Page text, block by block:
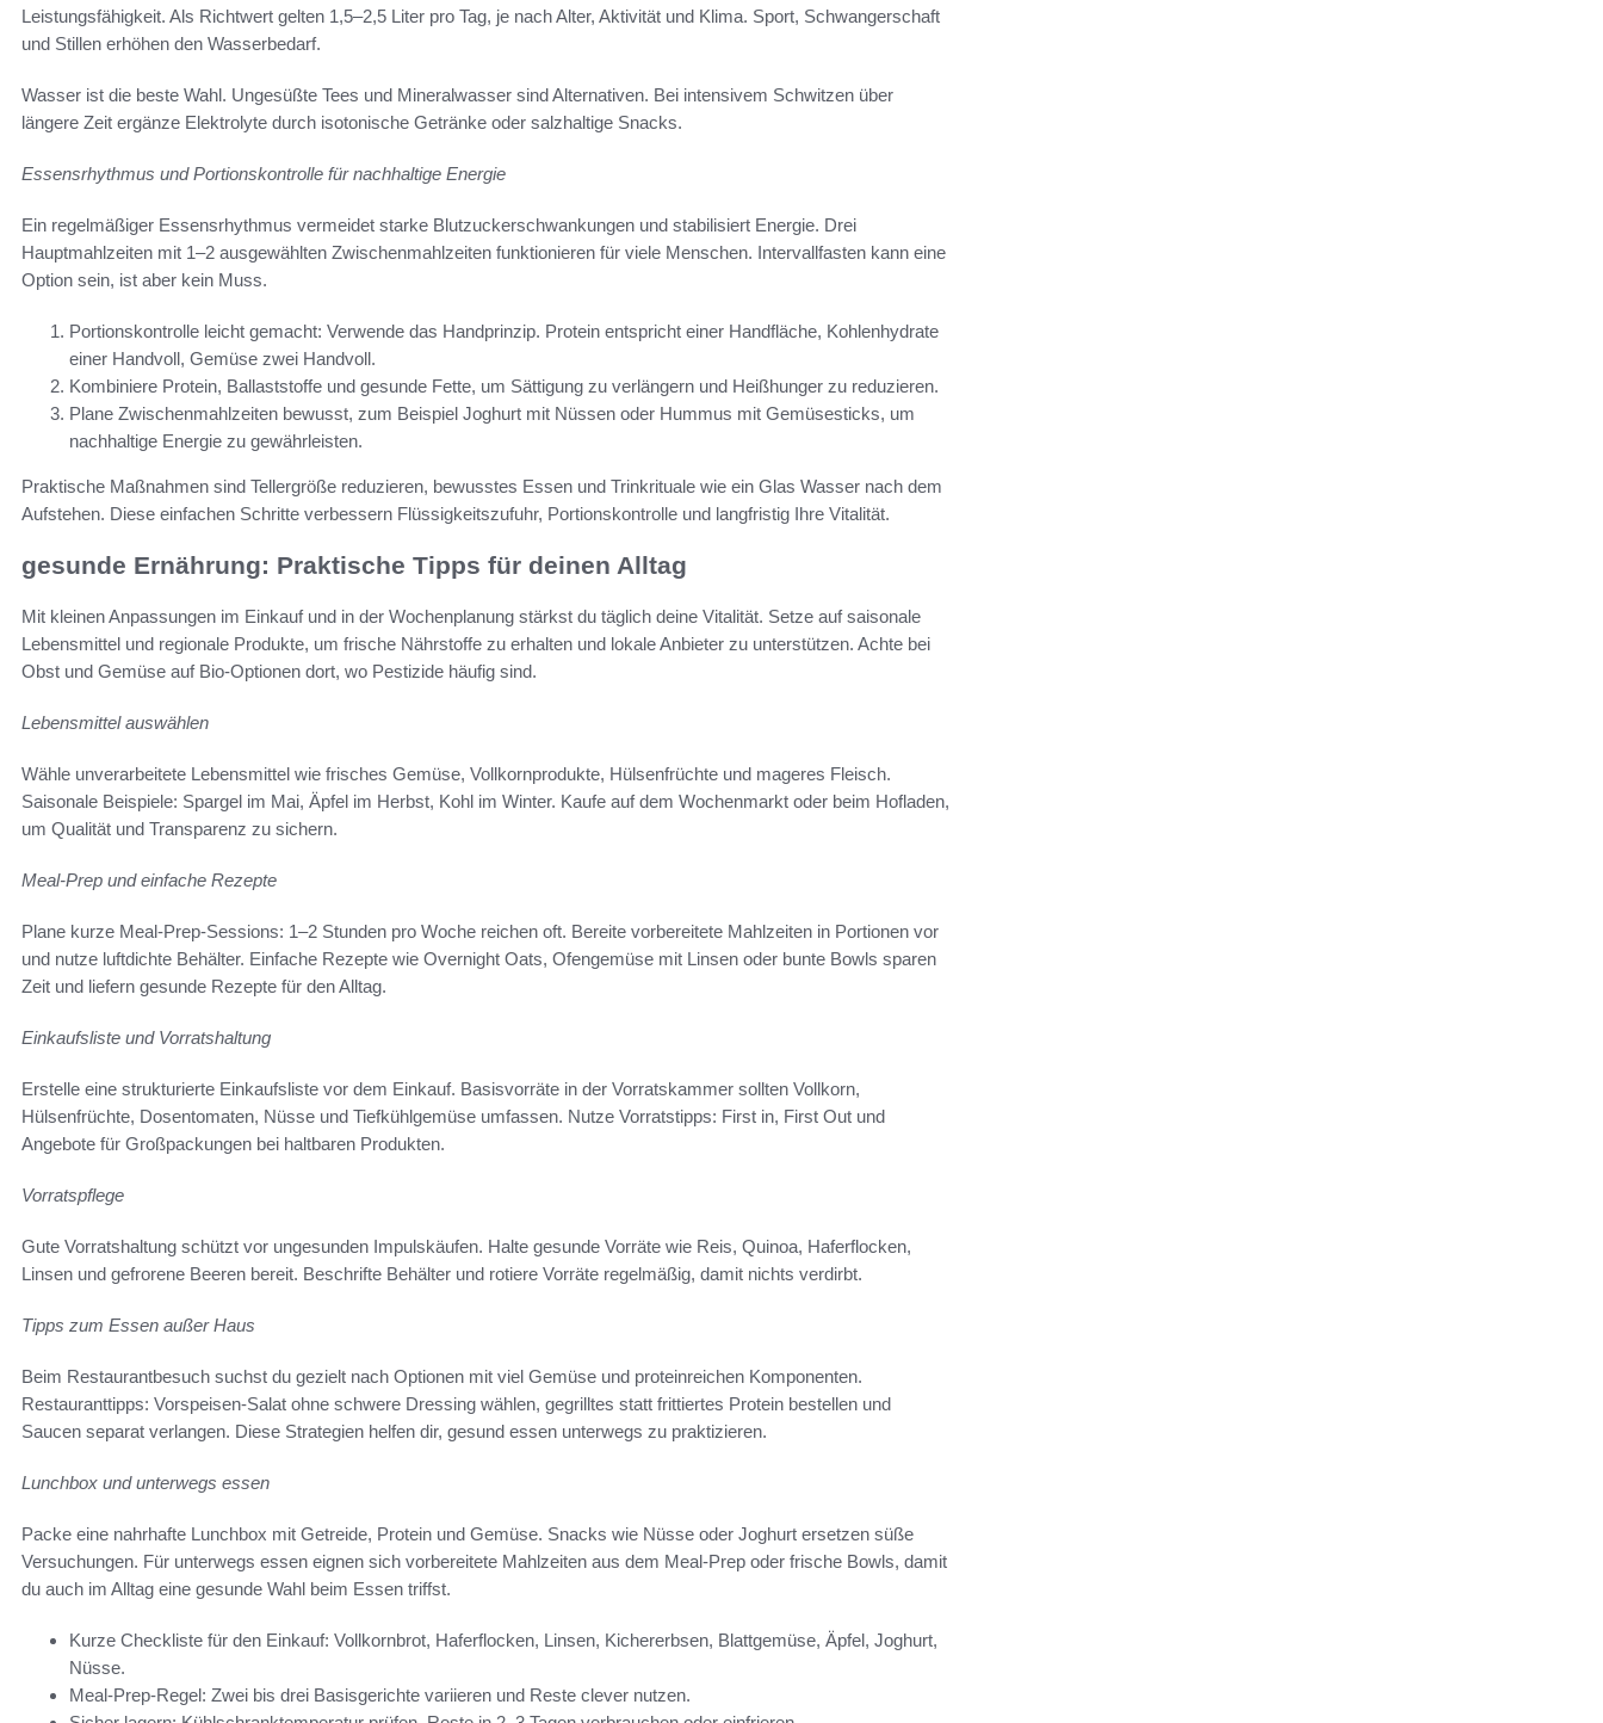
Leistungsfähigkeit. Als Richtwert gelten 1,5–2,5 Liter pro Tag, je nach Alter, Aktivität und Klima. Sport, Schwangerschaft
und Stillen erhöhen den Wasserbedarf.
Wasser ist die beste Wahl. Ungesüßte Tees und Mineralwasser sind Alternativen. Bei intensivem Schwitzen über
längere Zeit ergänze Elektrolyte durch isotonische Getränke oder salzhaltige Snacks.
Essensrhythmus und Portionskontrolle für nachhaltige Energie
Ein regelmäßiger Essensrhythmus vermeidet starke Blutzuckerschwankungen und stabilisiert Energie. Drei
Hauptmahlzeiten mit 1–2 ausgewählten Zwischenmahlzeiten funktionieren für viele Menschen. Intervallfasten kann eine
Option sein, ist aber kein Muss.
Portionskontrolle leicht gemacht: Verwende das Handprinzip. Protein entspricht einer Handfläche, Kohlenhydrate
einer Handvoll, Gemüse zwei Handvoll.
Kombiniere Protein, Ballaststoffe und gesunde Fette, um Sättigung zu verlängern und Heißhunger zu reduzieren.
Plane Zwischenmahlzeiten bewusst, zum Beispiel Joghurt mit Nüssen oder Hummus mit Gemüsesticks, um
nachhaltige Energie zu gewährleisten.
Praktische Maßnahmen sind Tellergröße reduzieren, bewusstes Essen und Trinkrituale wie ein Glas Wasser nach dem
Aufstehen. Diese einfachen Schritte verbessern Flüssigkeitszufuhr, Portionskontrolle und langfristig Ihre Vitalität.
gesunde Ernährung: Praktische Tipps für deinen Alltag
Mit kleinen Anpassungen im Einkauf und in der Wochenplanung stärkst du täglich deine Vitalität. Setze auf saisonale
Lebensmittel und regionale Produkte, um frische Nährstoffe zu erhalten und lokale Anbieter zu unterstützen. Achte bei
Obst und Gemüse auf Bio-Optionen dort, wo Pestizide häufig sind.
Lebensmittel auswählen
Wähle unverarbeitete Lebensmittel wie frisches Gemüse, Vollkornprodukte, Hülsenfrüchte und mageres Fleisch.
Saisonale Beispiele: Spargel im Mai, Äpfel im Herbst, Kohl im Winter. Kaufe auf dem Wochenmarkt oder beim Hofladen,
um Qualität und Transparenz zu sichern.
Meal-Prep und einfache Rezepte
Plane kurze Meal-Prep-Sessions: 1–2 Stunden pro Woche reichen oft. Bereite vorbereitete Mahlzeiten in Portionen vor
und nutze luftdichte Behälter. Einfache Rezepte wie Overnight Oats, Ofengemüse mit Linsen oder bunte Bowls sparen
Zeit und liefern gesunde Rezepte für den Alltag.
Einkaufsliste und Vorratshaltung
Erstelle eine strukturierte Einkaufsliste vor dem Einkauf. Basisvorräte in der Vorratskammer sollten Vollkorn,
Hülsenfrüchte, Dosentomaten, Nüsse und Tiefkühlgemüse umfassen. Nutze Vorratstipps: First in, First Out und
Angebote für Großpackungen bei haltbaren Produkten.
Vorratspflege
Gute Vorratshaltung schützt vor ungesunden Impulskäufen. Halte gesunde Vorräte wie Reis, Quinoa, Haferflocken,
Linsen und gefrorene Beeren bereit. Beschrifte Behälter und rotiere Vorräte regelmäßig, damit nichts verdirbt.
Tipps zum Essen außer Haus
Beim Restaurantbesuch suchst du gezielt nach Optionen mit viel Gemüse und proteinreichen Komponenten.
Restauranttipps: Vorspeisen-Salat ohne schwere Dressing wählen, gegrilltes statt frittiertes Protein bestellen und
Saucen separat verlangen. Diese Strategien helfen dir, gesund essen unterwegs zu praktizieren.
Lunchbox und unterwegs essen
Packe eine nahrhafte Lunchbox mit Getreide, Protein und Gemüse. Snacks wie Nüsse oder Joghurt ersetzen süße
Versuchungen. Für unterwegs essen eignen sich vorbereitete Mahlzeiten aus dem Meal-Prep oder frische Bowls, damit
du auch im Alltag eine gesunde Wahl beim Essen triffst.
Kurze Checkliste für den Einkauf: Vollkornbrot, Haferflocken, Linsen, Kichererbsen, Blattgemüse, Äpfel, Joghurt,
Nüsse.
Meal-Prep-Regel: Zwei bis drei Basisgerichte variieren und Reste clever nutzen.